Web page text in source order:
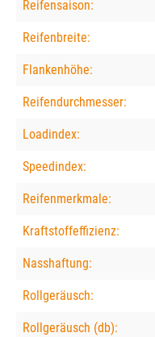
Reifensaison:
Reifenbreite:
Flankenhöhe:
Reifendurchmesser:
Loadindex:
Speedindex:
Reifenmerkmale:
Kraftstoffeffizienz:
Nasshaftung:
Rollgeräusch:
Rollgeräusch (db):